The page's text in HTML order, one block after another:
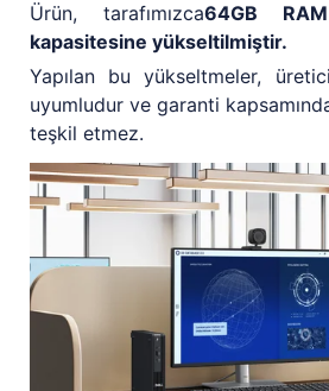
Ürün, tarafımızca64GB
kapasitesine yükseltilmiştir.
Yapılan bu yükseltmeler,
uyumludur ve garanti
teşkil etmez.